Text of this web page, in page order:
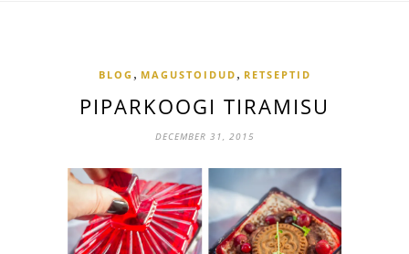
BLOG , MAGUSTOIDUD , RETSEPTID
PIPARKOOGI TIRAMISU
DECEMBER 31, 2015